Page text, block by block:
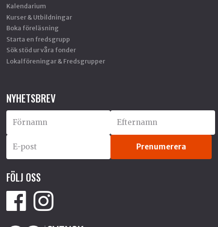
Kalendarium
Kurser & Utbildningar
Boka föreläsning
Starta en fredsgrupp
Sök stöd ur våra fonder
Lokalföreningar & Fredsgrupper
NYHETSBREV
FÖLJ OSS